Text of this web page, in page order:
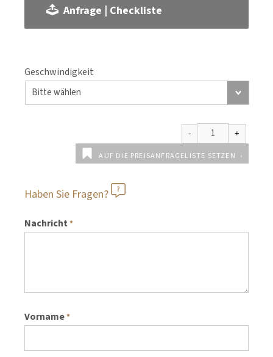
Anfrage | Checkliste
Geschwindigkeit
AUF DIE PREISANFRAGELISTE SETZEN
Haben Sie Fragen?
Nachricht*
Vorname*